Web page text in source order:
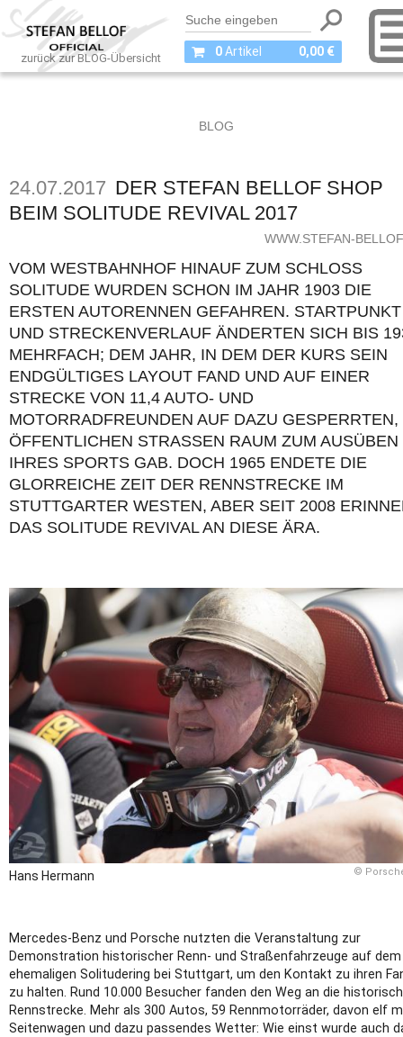
0Artikel 0,00 €
zurück zur BLOG-Übersicht
BLOG
24.07.2017 DER STEFAN BELLOF SHOP
BEIM SOLITUDE REVIVAL 2017
WWW.STEFAN-
VOM WESTBAHNHOF HINAUF ZUM SCHLOSS
SOLITUDE WURDEN SCHON IM JAHR 1903 DIE
ERSTEN AUTORENNEN GEFAHREN. STARTPUNKT
UND STRECKENVERLAUF ÄNDERTEN SICH BIS
MEHRFACH; DEM JAHR, IN DEM DER KURS SEIN
ENDGÜLTIGES LAYOUT FAND UND AUF EINER
STRECKE VON 11,4 AUTO- UND
MOTORRADFREUNDEN AUF DAZU GESPERRTEN,
ÖFFENTLICHEN STRASSEN RAUM ZUM AUSÜBEN I
HRES SPORTS GAB. DOCH 1965 ENDETE DIE G
LORREICHE ZEIT DER RENNSTRECKE IM S
TUTTGARTER WESTEN, ABER SEIT 2008
AS SOLITUDE REVIVAL AN DIESE ÄRA.
©
Hans Hermann
Mercedes-Benz und Porsche nutzten die Veranstaltung zur
Demonstration historischer Renn- und Straßenfahrzeuge auf dem
ehemaligen Solitudering bei Stuttgart, um den Kontakt zu ihren
zu halten. Rund 10.000 Besucher fanden den Weg an die
Rennstrecke. Mehr als 300 Autos, 59 Rennmotorräder, davon elf
Seitenwagen und dazu passendes Wetter: Wie einst wurde auch